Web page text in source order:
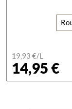
19,93 €/L
14,95 €